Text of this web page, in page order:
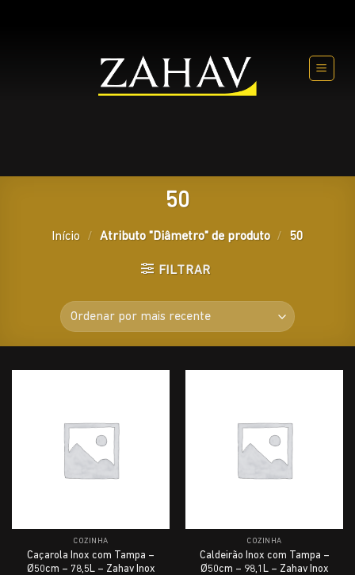
50
Início / Atributo "Diâmetro" de produto / 50
FILTRAR
COZINHA
Caçarola Inox com Tampa –
Ø50cm – 78,5L – Zahav Inox
COZINHA
Caldeirão Inox com Tampa –
Ø50cm – 98,1L – Zahav Inox